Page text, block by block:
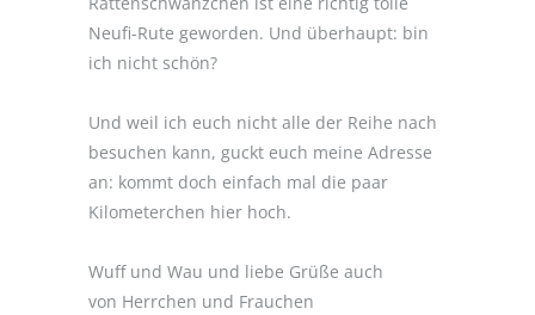
Neufi-Rute geworden. Und überhaupt: bin
ich nicht schön?
Und weil ich euch nicht alle der Reihe nach
besuchen kann, guckt euch meine Adresse
an: kommt doch einfach mal die paar
Kilometerchen hier hoch.
Wuff und Wau und liebe Grüße auch
von Herrchen und Frauchen